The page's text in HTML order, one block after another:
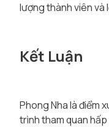
lượng thành viên và
Kết Luận
Phong Nha là điểm
trình tham quan